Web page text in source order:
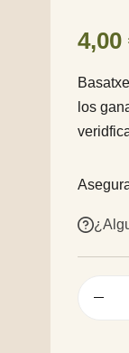
4,00
los